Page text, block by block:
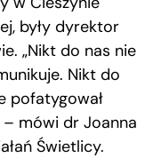
były dyrektor
„Nikt do nas nie
Nikt do
pofatygował
– mówi dr Joanna
Świetlicy.